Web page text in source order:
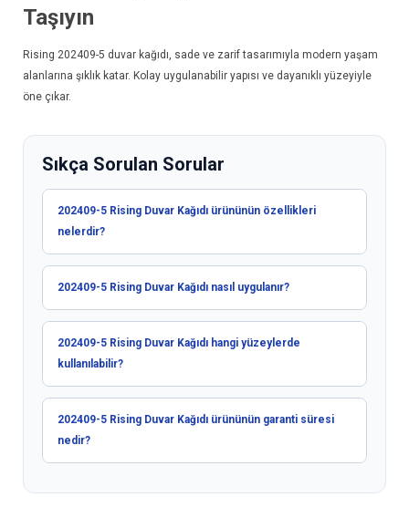
Taşıyın
Rising 202409-5 duvar kağıdı , sade ve zarif tasarımıyla modern yaşam
alanlarına şıklık katar. Kolay uygulanabilir yapısı ve dayanıklı yüzeyiyle
öne çıkar.
Sıkça Sorulan Sorular
202409-5 Rising Duvar Kağıdı ürününün özellikleri
nelerdir?
202409-5 Rising Duvar Kağıdı nasıl uygulanır?
202409-5 Rising Duvar Kağıdı hangi yüzeylerde
kullanılabilir?
202409-5 Rising Duvar Kağıdı ürününün garanti süresi
nedir?